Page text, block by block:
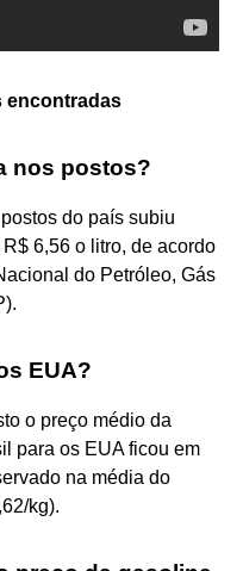
encontradas
nos postos?
do país subiu
6,56 o litro, de acordo
do Petróleo, Gás
EUA?
o preço médio da
para os EUA ficou em
na média do
kg).